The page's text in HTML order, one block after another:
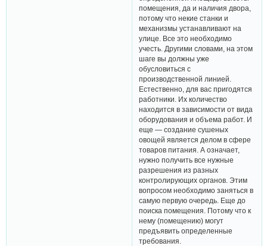
помещения, да и наличия двора,
потому что некие станки и
механизмы устанавливают на
улице. Все это необходимо
учесть. Другими словами, на этом
шаге вы должны уже
обусловиться с
производственной линией.
Естественно, для вас пригодятся
работники. Их количество
находится в зависимости от вида
оборудования и объема работ. И
еще — создание сушеных
овощей является делом в сфере
товаров питания. А означает,
нужно получить все нужные
разрешения из разных
контролирующих органов. Этим
вопросом необходимо заняться в
самую первую очередь. Еще до
поиска помещения. Потому что к
нему (помещению) могут
предъявить определенные
требования.